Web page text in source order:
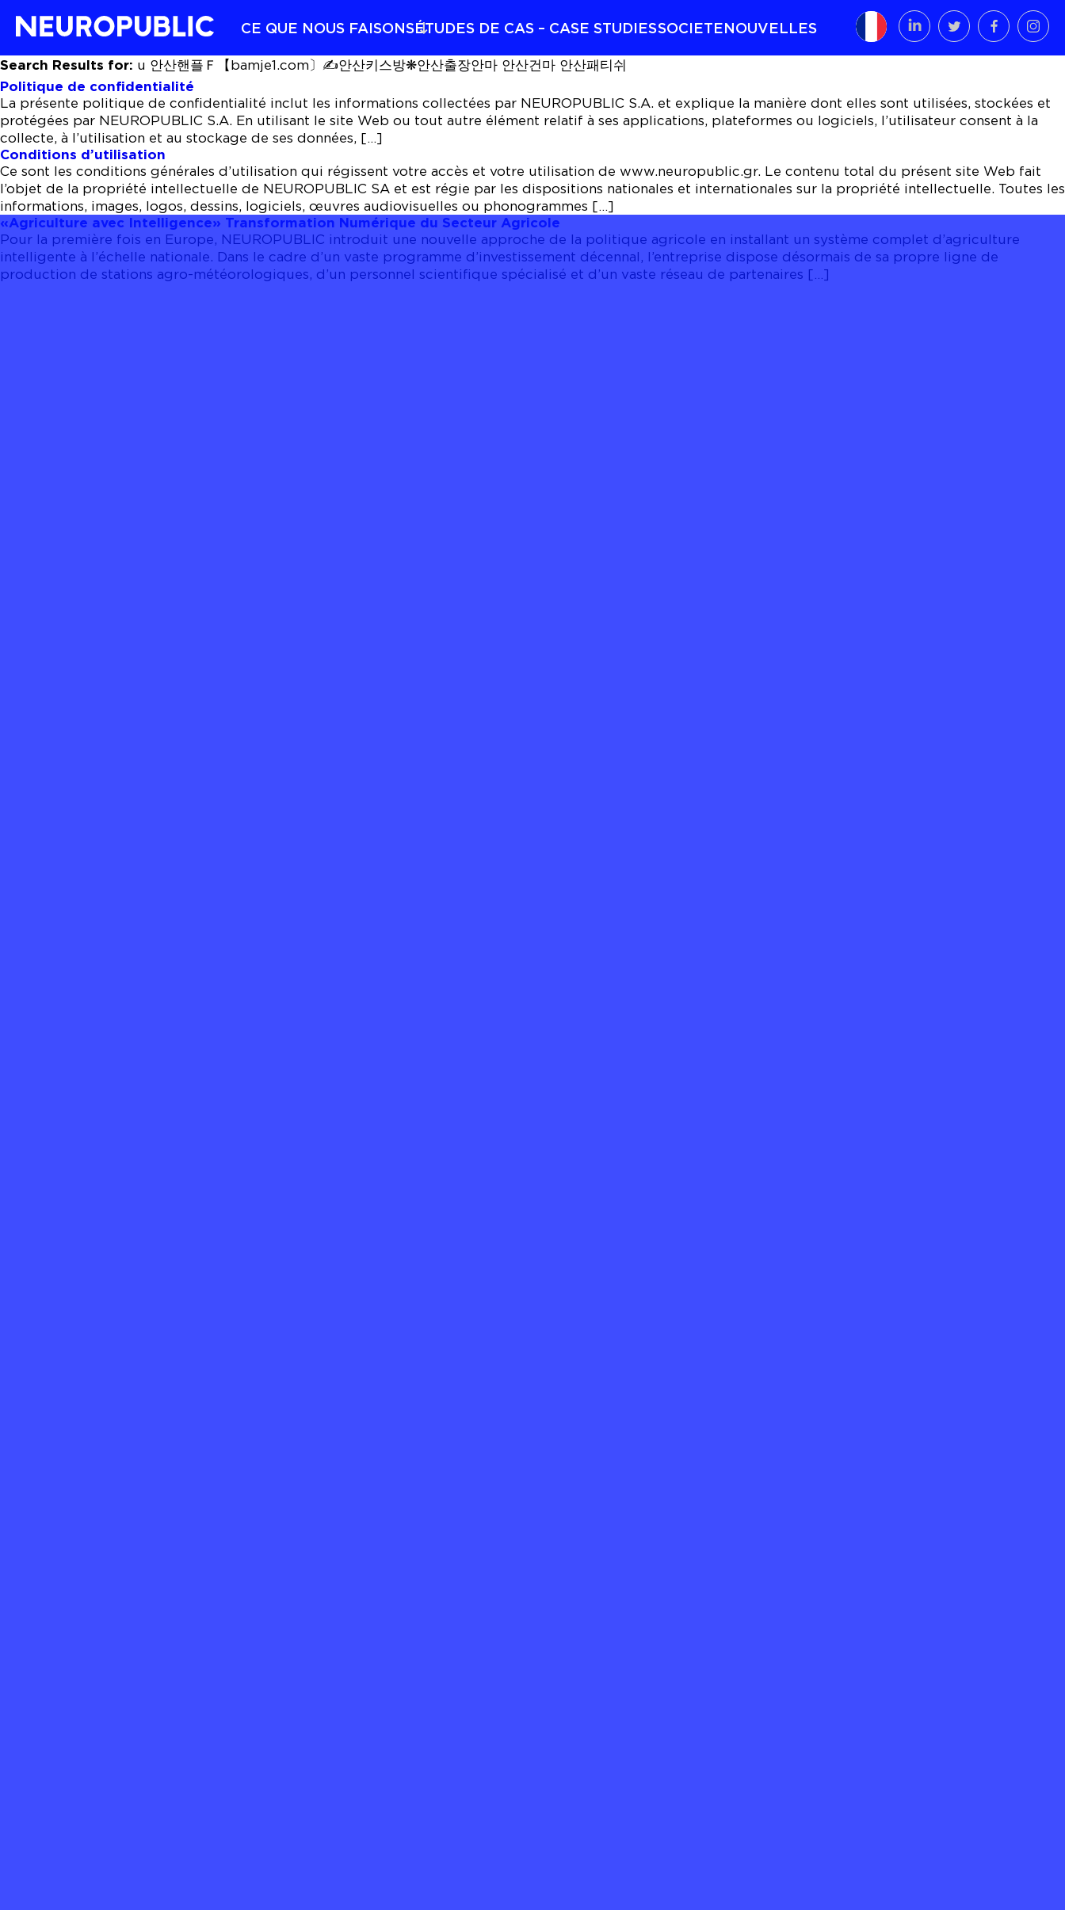
CE QUE NOUS FAISONSÉTUDES DE CAS – CASE STUDIESSOCIETENOUVELLES
Search Results for: u 안산핸플Ｆ【bamje1.com〕✍안산키스방❋안산출장안마 안산건마 안산패티쉬
Politique de confidentialité
La présente politique de confidentialité inclut les informations collectées par NEUROPUBLIC S.A. et explique la manière dont elles sont utilisées, stockées et
protégées par NEUROPUBLIC S.A. En utilisant le site Web ou tout autre élément relatif à ses applications, plateformes ou logiciels, l’utilisateur consent à la
collecte, à l’utilisation et au stockage de ses données, […]
Conditions d’utilisation
Ce sont les conditions générales d’utilisation qui régissent votre accès et votre utilisation de www.neuropublic.gr. Le contenu total du présent site Web fait
l’objet de la propriété intellectuelle de NEUROPUBLIC SA et est régie par les dispositions nationales et internationales sur la propriété intellectuelle. Toutes les
informations, images, logos, dessins, logiciels, œuvres audiovisuelles ou phonogrammes […]
«Agriculture avec Intelligence» Transformation Numérique du Secteur Agricole
Pour la première fois en Europe, NEUROPUBLIC introduit une nouvelle approche de la politique agricole en installant un système complet d’agriculture
intelligente à l’échelle nationale. Dans le cadre d’un vaste programme d’investissement décennal, l’entreprise dispose désormais de sa propre ligne de
production de stations agro-météorologiques, d’un personnel scientifique spécialisé et d’un vaste réseau de partenaires […]